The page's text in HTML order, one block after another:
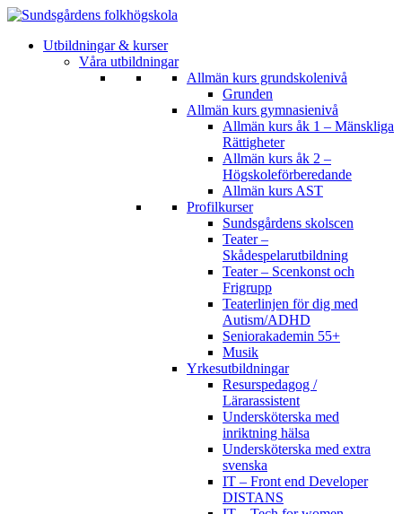
Utbildningar & kurser
Våra utbildningar
Allmän kurs grundskolenivå
Grunden
Allmän kurs gymnasienivå
Allmän kurs åk 1 – Mänskliga
Rättigheter
Allmän kurs åk 2 –
Högskoleförberedande
Allmän kurs AST
Profilkurser
Sundsgårdens skolscen
Teater –
Skådespelarutbildning
Teater – Scenkonst och
Frigrupp
Teaterlinjen för dig med
Autism/ADHD
Seniorakademin 55+
Musik
Yrkesutbildningar
Resurspedagog /
Lärarassistent
Undersköterska med
inriktning hälsa
Undersköterska med extra
svenska
IT – Front end Developer
DISTANS